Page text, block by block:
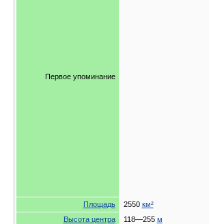
Первое упоминание
Площадь 2550 км²
Высота центра
118—255 м